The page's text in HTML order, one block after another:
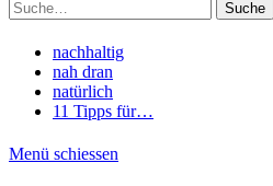
Suche
nachhaltig
nah dran
natürlich
11 Tipps für…
Menü schiessen